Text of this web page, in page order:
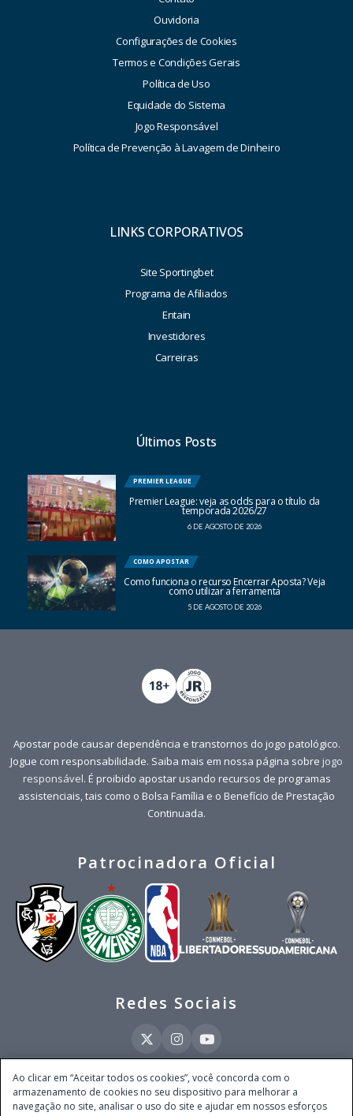
Ouvidoria
Configurações de Cookies
Termos e Condições Gerais
Política de Uso
Equidade do Sistema
Jogo Responsável
Política de Prevenção à Lavagem de Dinheiro
LINKS CORPORATIVOS
Site Sportingbet
Programa de Afiliados
Entain
Investidores
Carreiras
Últimos Posts
PREMIER LEAGUE
Premier League: veja as odds para o título da
temporada 2026/27
6 DE AGOSTO DE 2026
COMO APOSTAR
Como funciona o recurso Encerrar Aposta? Veja
como utilizar a ferramenta
5 DE AGOSTO DE 2026
Apostar pode causar dependência e transtornos do jogo patológico.
Jogue com responsabilidade. Saiba mais em nossa página sobre jogo
responsável. É proibido apostar usando recursos de programas
assistenciais, tais como o Bolsa Família e o Benefício de Prestação
Continuada.
Patrocinadora Oficial
Redes Sociais
Este site é operado pela Ventmear Brasil LTDA (CNPJ 52.868.380/0001-84), com
endereço na Avenida Brigadeiro Faria Lima, nº 4.055, 3º andar, Itaim Bibi, no
Ao clicar em “Aceitar todos os cookies”, você concorda com o
armazenamento de cookies no seu dispositivo para melhorar a
navegação no site, analisar o uso do site e ajudar em nossos esforços